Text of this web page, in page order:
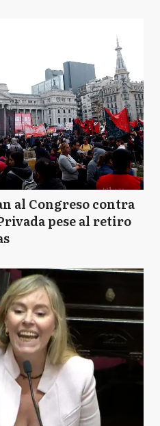
al Congreso contra
pese al retiro